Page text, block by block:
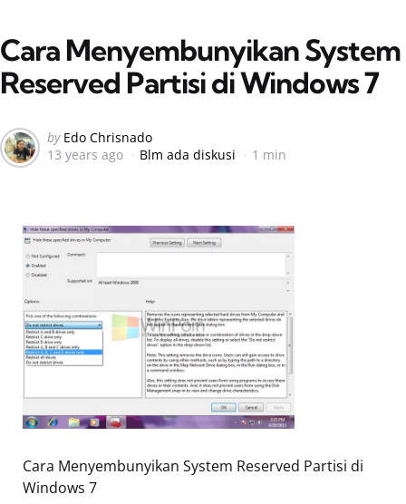
Cara Menyembunyikan System
Reserved Partisi di Windows 7
Posted
by
by Edo Chrisnado
13 years ago
Blm ada diskusi 1 min
Cara Menyembunyikan System Reserved Partisi di
Windows 7